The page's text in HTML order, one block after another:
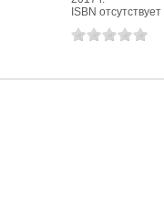
ISBN отсутствует